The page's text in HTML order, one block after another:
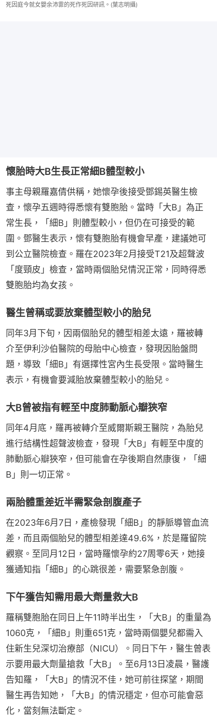
死因庭今就女嬰余沛霏的死作死因研訊。(葉志明攝)
懷胎時大B生長正常細B體型較小
事主母親羅嘉倩供稱，她懷孕後接受鄧錫英醫生檢
查，懷孕五週時得悉懷有雙胞胎。當時「大B」為正
常生長，「細B」則體型較小，但仍在可接受的範
圍。鄧醫生表示，懷有雙胞胎有機會早產，建議她可
到公立醫院檢查。羅在2023年2月接受T21及超聲波
「度頸皮」檢查，當時兩個胎兒情況正常，同時得悉
雙胞胎均為女孩。
醫生曾稱或要放棄體型較小的胎兒
同年3月下旬，因兩個胎兒的體型相差太遠，羅被轉
介至伊利沙伯醫院的母胎中心檢查，發現因胎盤問
題，導致「細B」有選擇性宮內生長受限。當時醫生
表示，有機會要減胎放棄體型較小的胎兒。
大B曾被指有輕至中度肺動脈心瓣狹窄
同年4月底，羅再被轉介至威爾斯親王醫院，為胎兒
進行結構性超聲波檢查，發現「大B」有輕至中度的
肺動脈心瓣狹窄，但可能會在孕後期自然康復，「細
B」則一切正常。
兩胎體重差近半需緊急剖腹產子
在2023年6月7日，產檢發現「細B」的靜脈導管血流
差，而且兩個胎兒的體型相差達49.6%，於是羅留院
觀察。至同月12日，當時羅懷孕約27周零6天，她接
獲通知指「細B」的心跳很差，需要緊急剖腹。
下午獲告知需用最大劑量救大B
羅稱雙胞胎在同日上午11時半出生，「大B」的重量為
1060克，「細B」則重651克，當時兩個嬰兒都需入
住新生兒深切治療部（NICU）。同日下午，醫生曾表
示要用最大劑量搶救「大B」。至6月13日凌晨，醫護
告知羅，「大B」的情況不佳，她可前往探望，期間
醫生再告知她，「大B」的情況穩定，但亦可能會惡
化，當刻無法斷定。